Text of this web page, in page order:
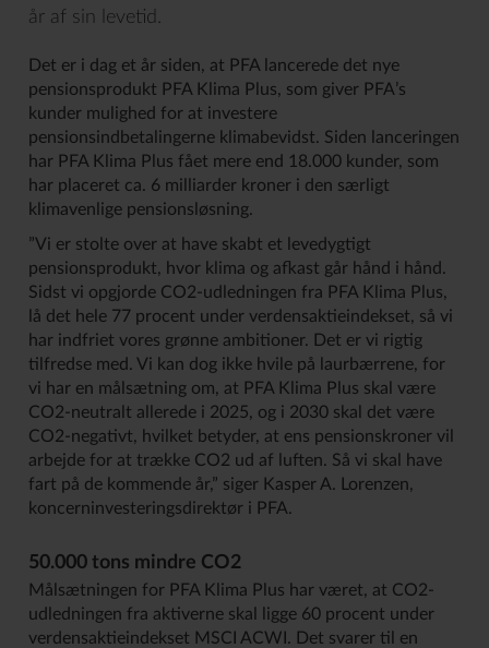
år af sin levetid.
Det er i dag et år siden, at PFA lancerede det nye
pensionsprodukt PFA Klima Plus, som giver PFA’s
kunder mulighed for at investere
pensionsindbetalingerne klimabevidst. Siden lanceringen
har PFA Klima Plus fået mere end 18.000 kunder, som
har placeret ca. 6 milliarder kroner i den særligt
klimavenlige pensionsløsning.
”Vi er stolte over at have skabt et levedygtigt
pensionsprodukt, hvor klima og afkast går hånd i hånd.
Sidst vi opgjorde CO2-udledningen fra PFA Klima Plus,
lå det hele 77 procent under verdensaktieindekset, så vi
har indfriet vores grønne ambitioner. Det er vi rigtig
tilfredse med. Vi kan dog ikke hvile på laurbærrene, for
vi har en målsætning om, at PFA Klima Plus skal være
CO2-neutralt allerede i 2025, og i 2030 skal det være
CO2-negativt, hvilket betyder, at ens pensionskroner vil
arbejde for at trække CO2 ud af luften. Så vi skal have
fart på de kommende år,” siger Kasper A. Lorenzen,
koncerninvesteringsdirektør i PFA.
50.000 tons mindre CO2
Målsætningen for PFA Klima Plus har været, at CO2-
udledningen fra aktiverne skal ligge 60 procent under
verdensaktieindekset MSCI ACWI. Det svarer til en